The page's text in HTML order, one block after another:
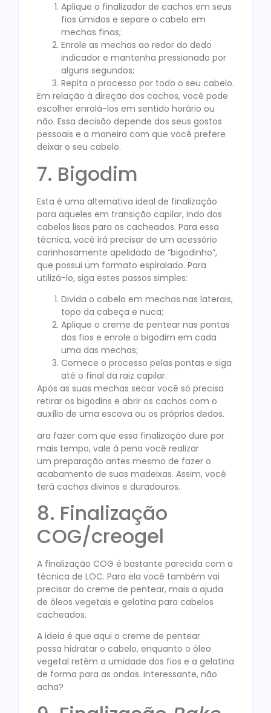
Aplique o finalizador de cachos em seus
fios úmidos e separe o cabelo em
mechas finas;
Enrole as mechas ao redor do dedo
indicador e mantenha pressionado por
alguns segundos;
Repita o processo por todo o seu cabelo.
Em relação à direção dos cachos, você pode
escolher enrolá-los em sentido horário ou
não. Essa decisão depende dos seus gostos
pessoais e a maneira com que você prefere
deixar o seu cabelo.
7. Bigodim
Esta é uma alternativa ideal de finalização
para aqueles em transição capilar, indo dos
cabelos lisos para os cacheados. Para essa
técnica, você irá precisar de um acessório
carinhosamente apelidado de “bigodinho”,
que possui um formato espiralado. Para
utilizá-lo, siga estes passos simples:
Divida o cabelo em mechas nas laterais,
topo da cabeça e nuca;
Aplique o creme de pentear nas pontas
dos fios e enrole o bigodim em cada
uma das mechas;
Comece o processo pelas pontas e siga
até o final da raiz capilar.
Após as suas mechas secar você só precisa
retirar os bigodins e abrir os cachos com o
auxílio de uma escova ou os próprios dedos.
ara fazer com que essa finalização dure por
mais tempo, vale à pena você realizar
um preparação antes mesmo de fazer o
acabamento de suas madeixas. Assim, você
terá cachos divinos e duradouros.
8. Finalização
COG/creogel
A finalização COG é bastante parecida com a
técnica de LOC. Para ela você também vai
precisar do creme de pentear, mais a ajuda
de óleos vegetais e gelatina para cabelos
cacheados.
A ideia é que aqui o creme de pentear
possa hidratar o cabelo, enquanto o óleo
vegetal retém a umidade dos fios e a gelatina
de forma para as ondas. Interessante, não
acha?